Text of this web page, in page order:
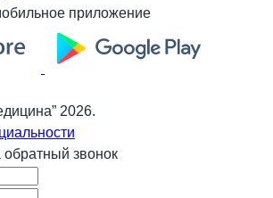
приложение
2026.
обратный звонок